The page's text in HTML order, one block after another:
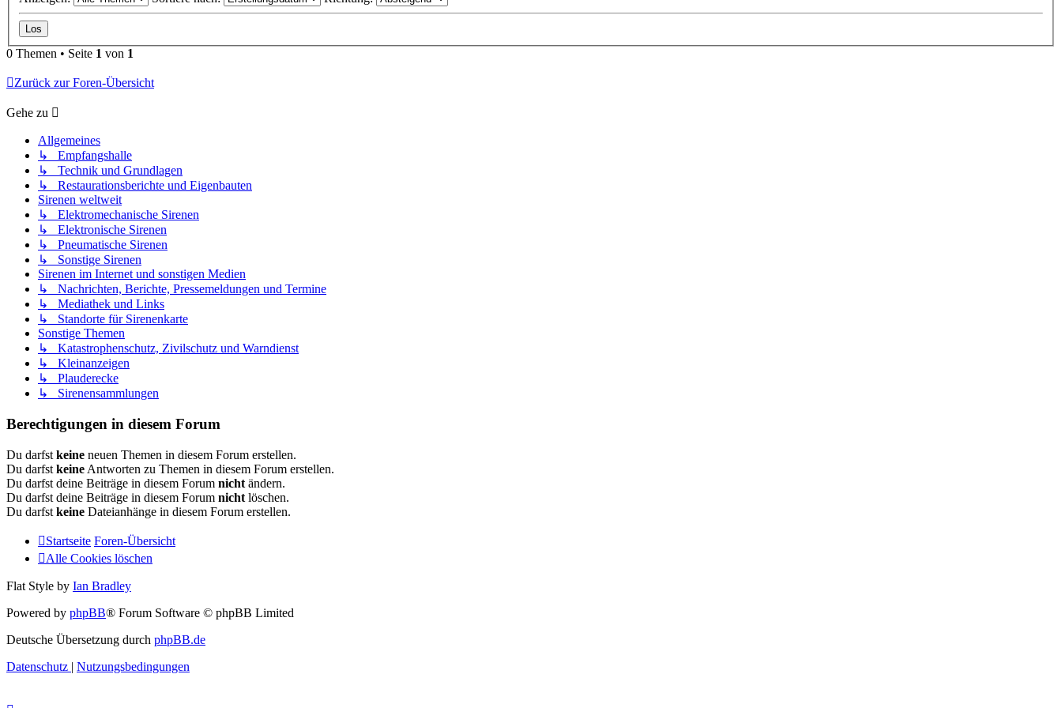
0 Themen • Seite 1 von 1
Zurück zur Foren-Übersicht
Gehe zu
Allgemeines
↳ Empfangshalle
↳ Technik und Grundlagen
↳ Restaurationsberichte und Eigenbauten
Sirenen weltweit
↳ Elektromechanische Sirenen
↳ Elektronische Sirenen
↳ Pneumatische Sirenen
↳ Sonstige Sirenen
Sirenen im Internet und sonstigen Medien
↳ Nachrichten, Berichte, Pressemeldungen und Termine
↳ Mediathek und Links
↳ Standorte für Sirenenkarte
Sonstige Themen
↳ Katastrophenschutz, Zivilschutz und Warndienst
↳ Kleinanzeigen
↳ Plauderecke
↳ Sirenensammlungen
Berechtigungen in diesem Forum
Du darfst keine neuen Themen in diesem Forum erstellen.
Du darfst keine Antworten zu Themen in diesem Forum erstellen.
Du darfst deine Beiträge in diesem Forum nicht ändern.
Du darfst deine Beiträge in diesem Forum nicht löschen.
Du darfst keine Dateianhänge in diesem Forum erstellen.
Startseite Foren-Übersicht
Alle Cookies löschen
Flat Style by Ian Bradley
Powered by phpBB® Forum Software © phpBB Limited
Deutsche Übersetzung durch phpBB.de
Datenschutz | Nutzungsbedingungen